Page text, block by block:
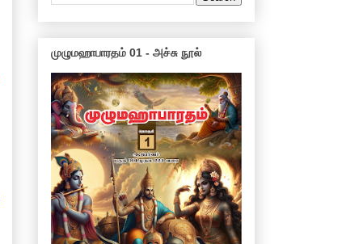
முழுமஹாபாரதம் 01 - அச்சு நூல்